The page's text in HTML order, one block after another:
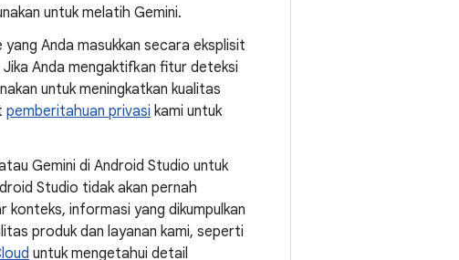
untuk melatih Gemini.
Anda masukkan secara eksplisit
Anda mengaktifkan fitur deteksi
untuk meningkatkan kualitas
pemberitahuan privasi kami untuk
Gemini di Android Studio untuk
Studio tidak akan pernah
konteks, informasi yang dikumpulkan
produk dan layanan kami, seperti
untuk mengetahui detail